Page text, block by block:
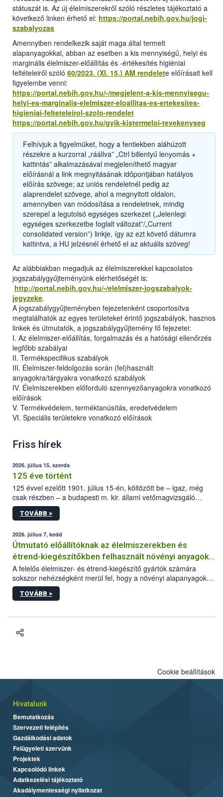
státuszát is. Az új élelmiszerekről szóló részletes tájékoztató a
következő linken érhető el: https://portal.nebih.gov.hu/jogi-
szabalyozas
Amennyiben rendelkezik saját maga által termelt
alapanyagokkal, abban az esetben a kis mennyiségű, helyi és
marginális élelmiszer-előállítás és -értékesítés higiéniai
feltételeiről szóló 60/2023. (XI. 15.) AM rendelete előírásait kell
figyelembe venni:
https://portal.nebih.gov.hu/-/megjelent-a-kis-mennyisegu-
helyi-es-marginalis-elelmiszer-eloallitas-es-ertekesites-
higieniai-felteteleirol-szolo-rendelet
https://portal.nebih.gov.hu/gyik-kistermeloi-tevekenyseg
Felhívjuk a figyelmüket, hogy a fentiekben aláhúzott
részekre a kurzorral „ráállva” „Ctrl billentyű lenyomás +
kattintás” alkalmazásával megjeleníthető magyar
előírásnál a link megnyitásának időpontjában hatályos
előírás szövege; az uniós rendeletnél pedig az
alaprendelet szövege, ahol a megnyitott oldalon,
amennyiben van módosítása a rendeletnek, mindig
szerepel a legutolsó egységes szerkezet („Jelenlegi
egységes szerkezetbe foglalt változat”/„Current
consolidated version”) linkje, így az ezt követő dátumra
kattintva, a HU jelzésnél érhető el az aktuális szöveg!
Az alábbiakban megadjuk az élelmiszerekkel kapcsolatos
jogszabálygyűjteményünk elérhetőségét is:
http://portal.nebih.gov.hu/-/elelmiszer-jogszabalyok-
jegyzeke.
A jogszabálygyűjteményben fejezetenként csoportosítva
megtalálhatók az egyes területeket érintő jogszabályok, hasznos
linkek és útmutatók, a jogszabálygyűjtemény fő fejezetei:
I. Az élelmiszer-előállítás, forgalmazás és a hatósági ellenőrzés
legfőbb szabályai
II. Termékspecifikus szabályok
III. Élelmiszer-feldolgozás során (fel)használt
anyagokra/tárgyakra vonatkozó szabályok
IV. Élelmiszerekben előforduló szennyezőanyagokra vonatkozó
előírások
V. Termékvédelem, terméktanúsítás, eredetvédelem
VI. Speciális területekre vonatkozó előírások
Friss hírek
2026. július 15, szerda
125 éve történt
125 évvel ezelőtt 1901. július 15-én, költözött be – igaz, még
csak részben – a budapesti m. kir. állami vetőmagvizsgáló
állomás a Kis Rókus utca 15. szám alatti, Czigler Győző által
tervezett új épületébe.
TOVÁBB >
2026. július 7, kedd
Útmutató előállítóknak az élelmiszerekben és
étrend-kiegészítőkben felhasznált növényi anyagok,
növényi kivonatok élelmiszer-biztonsági
kockázatértékeléséhez szükséges adatbázisokról
A felelős élelmiszer- és étrend-kiegészítő gyártók számára
sokszor nehézségként merül fel, hogy a növényi alapanyagok
és kivonatok, melyek jelenleg uniós szinten nem szabályozottak,
milyen tisztasági, minőségi és biztonsági paramétereknek
minden adatot összevetve dönteni arról, hogy egy alapanyagot
folyamatban szeretnénk segítséget nyújtani a vállalkozásnak az
TOVÁBB >
Cookie beállítások
Hivatalunk
Bemutatkozás
Szervezeti felépítés
Gazdálkodási adatok
Felügyeleti szervünk
Projektek
Kapcsolódó linkek
Adatkezelési tájékoztató
Akadálymentességi nyilatkozat